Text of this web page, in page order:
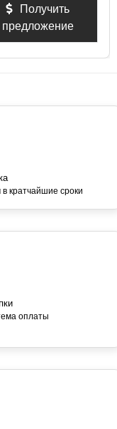
Получить
предложение
кратчайшие сроки
оплаты